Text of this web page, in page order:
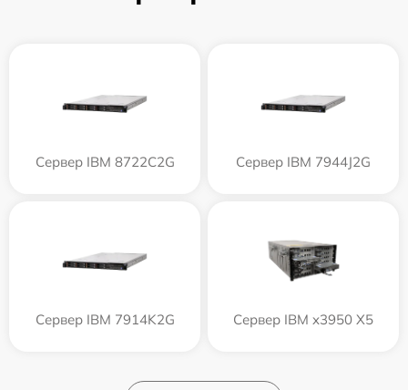
Сервер IBM 8722C2G Сервер IBM 7944J2G
Сервер IBM 7914K2G Сервер IBM x3950 X5